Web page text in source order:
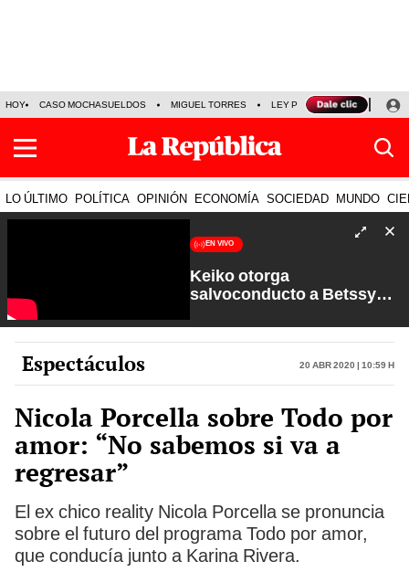
HOY CASO MOCHASUELDOS MIGUEL TORRES LEY PULPÍN PRECIO DEL
LO ÚLTIMO POLÍTICA OPINIÓN ECONOMÍA SOCIEDAD MUNDO
EN VIVO
Keiko otorga
salvoconducto a Betssy
Petroperú | Sin Guion con
Rosa María Palacios
Espectáculos 20 Abr 2020 | 10:59 h
Nicola Porcella sobre Todo por
amor: “No sabemos si va a
regresar”
El ex chico reality Nicola Porcella se pronuncia
sobre el futuro del programa Todo por amor,
que conducía junto a Karina Rivera.